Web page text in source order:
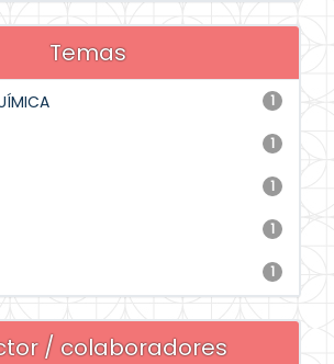
Temas
1
1
1
1
1
/ colaboradores